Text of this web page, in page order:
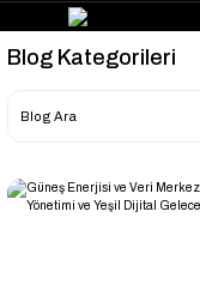
Blog Kategorileri